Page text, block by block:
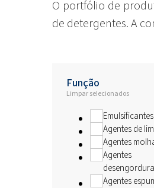
O portfólio de
de detergentes. A
Função
Limpar selecionados
Emulsificantes
Agentes de
Agentes
Agentes
Agentes